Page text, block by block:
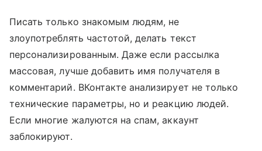
Писать только знакомым людям, не
злоупотреблять частотой, делать текст
персонализированным. Даже если рассылка
массовая, лучше добавить имя получателя в
комментарий. ВКонтакте анализирует не только
технические параметры, но и реакцию людей.
Если многие жалуются на спам, аккаунт
заблокируют.